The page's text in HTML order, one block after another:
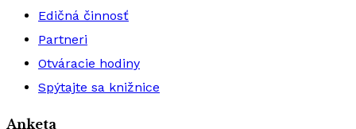
Edičná činnosť
Partneri
Otváracie hodiny
Spýtajte sa knižnice
Anketa